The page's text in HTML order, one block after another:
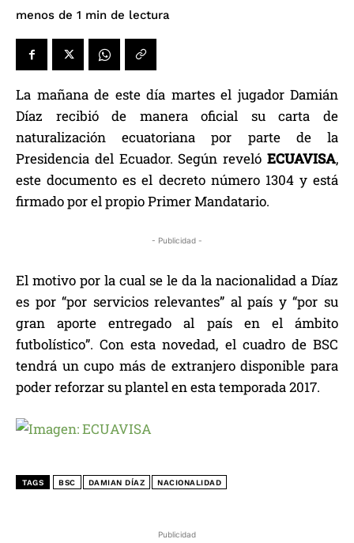
Publicidad
menos de 1 min de lectura
La mañana de este día martes el jugador Damián
Díaz recibió de manera oficial su carta de
naturalización ecuatoriana por parte de la
Presidencia del Ecuador. Según reveló ECUAVISA,
este documento es el decreto número 1304 y está
firmado por el propio Primer Mandatario.
- Publicidad -
El motivo por la cual se le da la nacionalidad a Díaz
es por “por servicios relevantes” al país y “por su
gran aporte entregado al país en el ámbito
futbolístico”. Con esta novedad, el cuadro de BSC
tendrá un cupo más de extranjero disponible para
poder reforzar su plantel en esta temporada 2017.
TAGS BSC DAMIAN DÍAZ NACIONALIDAD